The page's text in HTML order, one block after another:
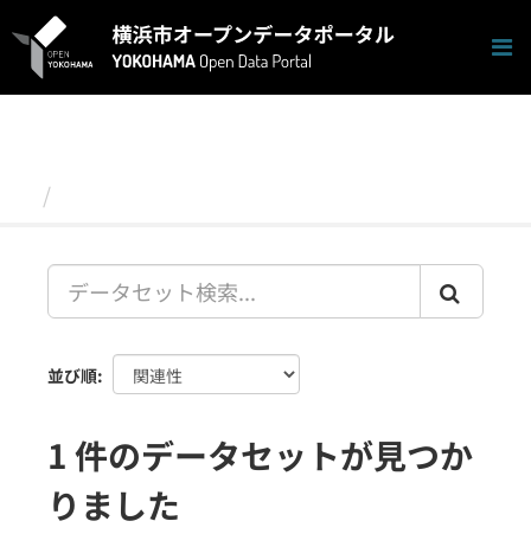
キ
並び順
1 件のデータセットが見つか
りました